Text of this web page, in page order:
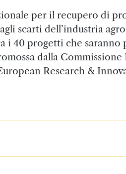
per il recupero di
scarti dell’industria
i 40 progetti che saranno
dalla Commissione
Research &